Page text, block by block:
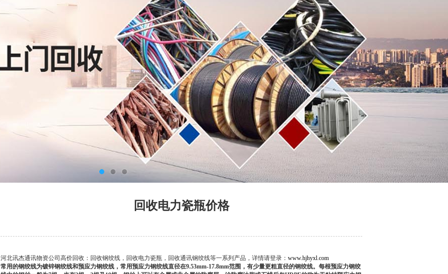
回收电力瓷瓶价格
河北讯杰通讯物资公司高价回收：回收钢绞线，回收电力瓷瓶，回收通讯钢绞线等一系列产品，详情请登录： www.hjhyxl.com
常用的钢绞线为镀锌钢绞线和预应力钢绞线，常用预应力钢绞线直径在9.53mm-17.8mm范围，有少量更粗直径的钢绞线。每根预应力钢绞